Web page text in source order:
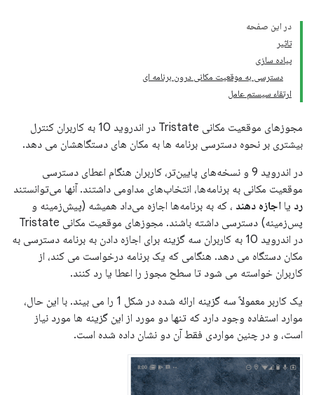
در این صفحه
تاثیر
پیاده سازی
دسترسی به موقعیت مکانی درون برنامه ای
ارتقاء سیستم عامل
مجوزهای موقعیت مکانی Tristate در اندروید 10 به کاربران کنترل
بیشتری بر نحوه دسترسی برنامه ها به مکان های دستگاهشان می دهد.
در اندروید 9 و نسخه‌های پایین‌تر، کاربران هنگام اعطای دسترسی
موقعیت مکانی به برنامه‌ها، انتخاب‌های مداومی داشتند. آنها می‌توانستند
رد یا اجازه دهند ، که به برنامه‌ها اجازه می‌داد همیشه (پیش‌زمینه و
پس‌زمینه) دسترسی داشته باشند. مجوزهای موقعیت مکانی Tristate
در اندروید 10 به کاربران سه گزینه برای اجازه دادن به برنامه دسترسی به
مکان دستگاه می دهد. هنگامی که یک برنامه درخواست می کند، از
کاربران خواسته می شود تا سطح مجوز را اعطا یا رد کنند.
یک کاربر معمولاً سه گزینه ارائه شده در شکل 1 را می بیند. با این حال،
موارد استفاده وجود دارد که تنها دو مورد از این گزینه ها مورد نیاز
است، و در چنین مواردی فقط آن دو نشان داده شده است.